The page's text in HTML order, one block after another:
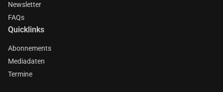
Newsletter
FAQs
Quicklinks
Abonnements
Mediadaten
Termine